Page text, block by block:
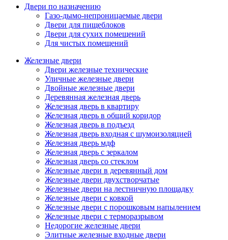
Двери по назначению
Газо-дымо-непроницаемые двери
Двери для пищеблоков
Двери для сухих помещений
Для чистых помещений
Железные двери
Двери железные технические
Уличные железные двери
Двойные железные двери
Деревянная железная дверь
Железная дверь в квартиру
Железная дверь в общий коридор
Железная дверь в подъезд
Железная дверь входная с шумоизоляцией
Железная дверь мдф
Железная дверь с зеркалом
Железная дверь со стеклом
Железные двери в деревянный дом
Железные двери двухстворчатые
Железные двери на лестничную площадку
Железные двери с ковкой
Железные двери с порошковым напылением
Железные двери с терморазрывом
Недорогие железные двери
Элитные железные входные двери